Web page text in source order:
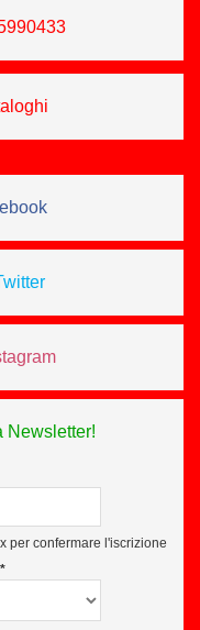
Newsletter!
per confermare l'iscrizione